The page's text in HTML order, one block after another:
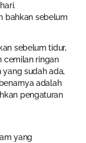
bahkan sebelum
sebelum tidur,
cemilan ringan
sudah ada,
adalah
pengaturan
yang